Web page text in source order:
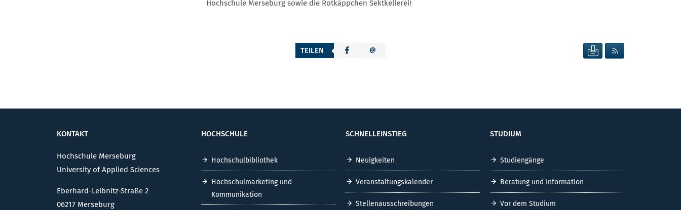
Hochschule Merseburg sowie die Rotkäppchen Sektkellerei!
TEILEN SEITE DRUCKEN
KONTAKT
Hochschule Merseburg
University of Applied Sciences
Eberhard-Leibnitz-Straße 2
06217 Merseburg
HOCHSCHULE
Hochschulbibliothek
Hochschulmarketing und
Kommunikation
SCHNELLEINSTIEG
Neuigkeiten
Veranstaltungskalender
Stellenausschreibungen
STUDIUM
Studiengänge
Beratung und Information
Vor dem Studium